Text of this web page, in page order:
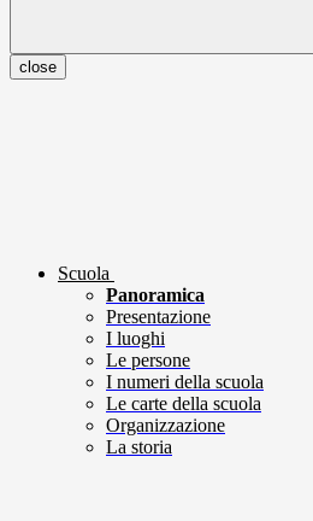
close
Scuola
Panoramica
Presentazione
I luoghi
Le persone
I numeri della scuola
Le carte della scuola
Organizzazione
La storia